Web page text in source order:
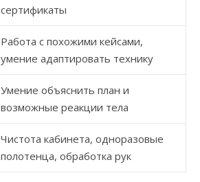
сертификаты
Работа с похожими кейсами,
умение адаптировать технику
Умение объяснить план и
возможные реакции тела
Чистота кабинета, одноразовые
полотенца, обработка рук